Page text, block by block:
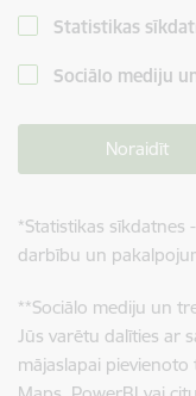
Statistikas
Sociālo mediju
Noraidīt
*Statistikas sīkdatnes
darbību un
**Sociālo mediju un
Jūs varētu dalīties ar
mājaslapai